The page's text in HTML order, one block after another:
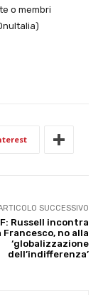
o membri
SUCCESSIVO
Russell incontra
Francesco, no alla
‘globalizzazione
dell’indifferenza’